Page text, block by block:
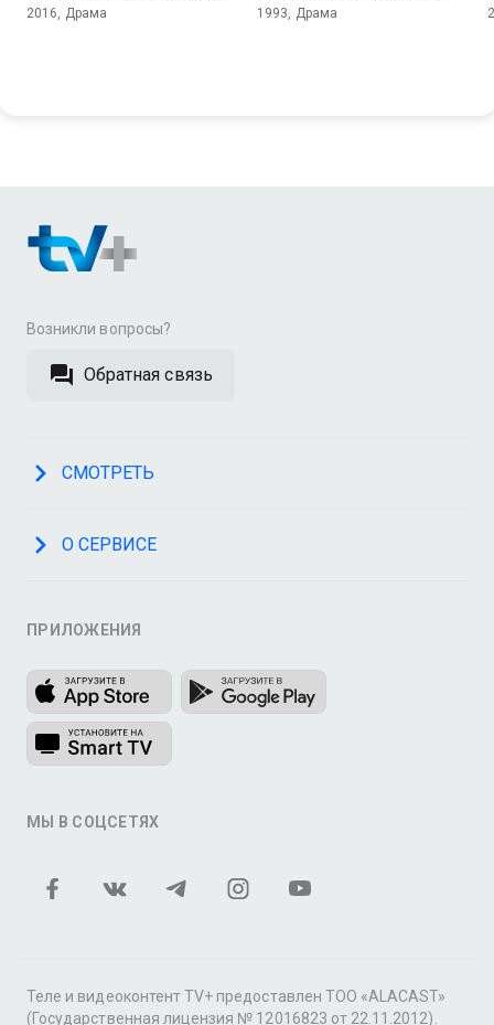
2016, Драма 1993, Драма
Возникли вопросы?
Обратная связь
СМОТРЕТЬ
О СЕРВИСЕ
ПРИЛОЖЕНИЯ
МЫ В СОЦСЕТЯХ
Теле и видеоконтент TV+ предоставлен ТОО «ALACAST»
(Государственная лицензия № 12016823 от 22.11.2012).